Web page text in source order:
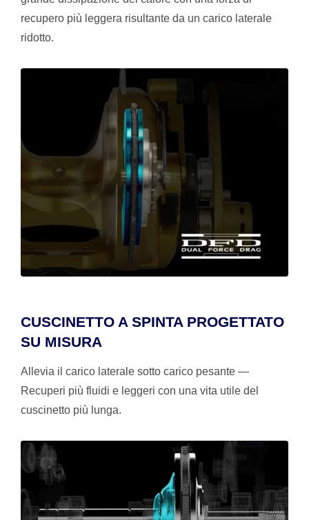
recupero più leggera risultante da un carico laterale
ridotto.
CUSCINETTO A SPINTA PROGETTATO
SU MISURA
Allevia il carico laterale sotto carico pesante —
Recuperi più fluidi e leggeri con una vita utile del
cuscinetto più lunga.